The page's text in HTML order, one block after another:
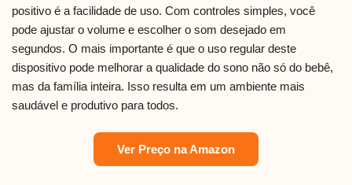
positivo é a facilidade de uso. Com controles simples, você
pode ajustar o volume e escolher o som desejado em
segundos. O mais importante é que o uso regular deste
dispositivo pode melhorar a qualidade do sono não só do bebê,
mas da família inteira. Isso resulta em um ambiente mais
saudável e produtivo para todos.
Ver Preço na Amazon